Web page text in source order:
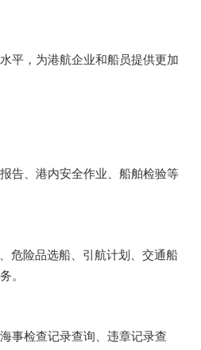
平，为港航企业和船员提供更加
告、港内安全作业、船舶检验等
危险品选船、引航计划、交通船
。
事检查记录查询、违章记录查